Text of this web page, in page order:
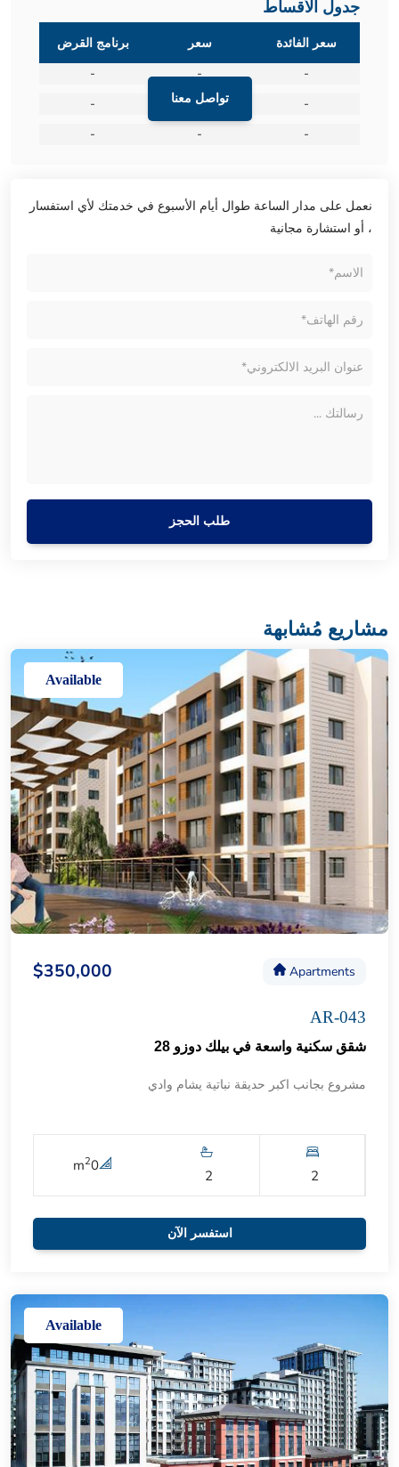
جدول الأقساط
تواصل معنا
سعر الفائدة سعر
برنامج القرض
-
-
-
-
-
-
-
-
-
نعمل على مدار الساعة طوال أيام الأسبوع في خدمتك لأي استفسار
، أو استشارة مجانية
طلب الحجز
مشاريع مُشابهة
Available
Apartments
$350,000
AR-043
شقق سكنية واسعة في بيلك دوزو 28
مشروع بجانب اكبر حديقة نباتية يشام وادي
2
2
0
m2
استفسر الآن
Available